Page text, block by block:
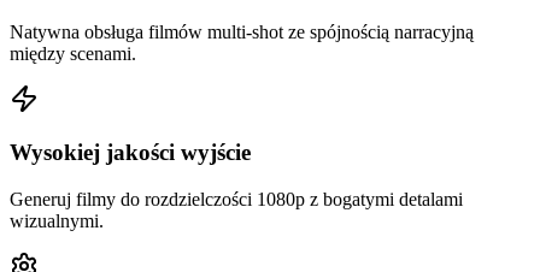
Natywna obsługa filmów multi-shot ze spójnością narracyjną
między scenami.
Wysokiej jakości wyjście
Generuj filmy do rozdzielczości 1080p z bogatymi detalami
wizualnymi.